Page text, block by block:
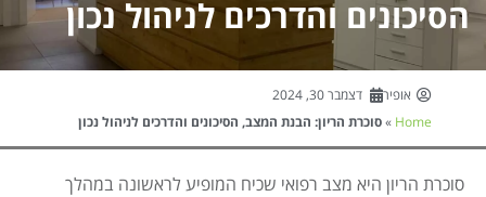
הסיכונים והדרכים לניהול נכון
אופיר
דצמבר 30, 2024
Home
»סוכרת הריון: הבנת המצב, הסיכונים והדרכים לניהול נכון
סוכרת הריון היא מצב רפואי שכיח המופיע לראשונה במהלך